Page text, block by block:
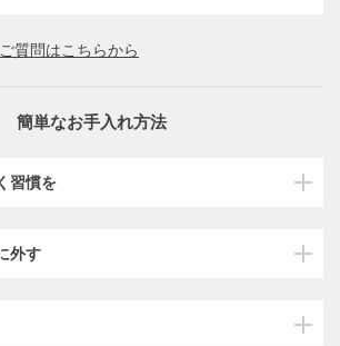
質問はこちらから
簡単なお手入れ方法
習慣を
外す